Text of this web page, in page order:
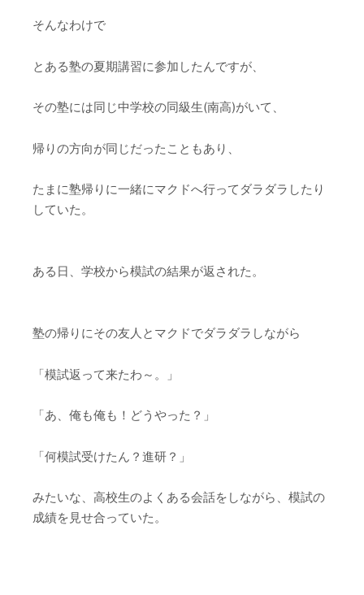
そんなわけで
とある塾の夏期講習に参加したんですが、
その塾には同じ中学校の同級生(南高)がいて、
帰りの方向が同じだったこともあり、
たまに塾帰りに一緒にマクドへ行ってダラダラしたり
していた。
ある日、学校から模試の結果が返された。
塾の帰りにその友人とマクドでダラダラしながら
「模試返って来たわ～。」
「あ、俺も俺も！どうやった？」
「何模試受けたん？進研？」
みたいな、高校生のよくある会話をしながら、模試の
成績を見せ合っていた。